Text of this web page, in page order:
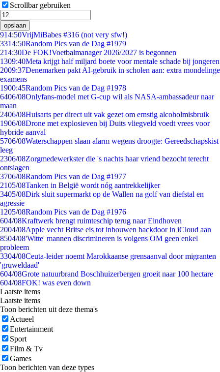
Scrollbar gebruiken
opslaan
914:50VrijMiBabes #316 (not very sfw!)
3314:50Random Pics van de Dag #1979
214:30De FOK!Voetbalmanager 2026/2027 is begonnen
1309:40Meta krijgt half miljard boete voor mentale schade bij jongeren
2009:37Denemarken pakt AI-gebruik in scholen aan: extra mondelinge
examens
1900:45Random Pics van de Dag #1978
6406/08Onlyfans-model met G-cup wil als NASA-ambassadeur naar
maan
2406/08Huisarts per direct uit vak gezet om ernstig alcoholmisbruik
1906/08Drone met explosieven bij Duits vliegveld voedt vrees voor
hybride aanval
5706/08Waterschappen slaan alarm wegens droogte: Gereedschapskist
leeg
2306/08Zorgmedewerkster die 's nachts haar vriend bezocht terecht
ontslagen
3706/08Random Pics van de Dag #1977
2105/08Tanken in België wordt nóg aantrekkelijker
3405/08Dirk sluit supermarkt op de Wallen na golf van diefstal en
agressie
1205/08Random Pics van de Dag #1976
604/08Kraftwerk brengt ruimteschip terug naar Eindhoven
2004/08Apple vecht Britse eis tot inbouwen backdoor in iCloud aan
8504/08'Witte' mannen discrimineren is volgens OM geen enkel
probleem
3304/08Ceuta-leider noemt Marokkaanse grensaanval door migranten
'gruweldaad'
604/08Grote natuurbrand Boschhuizerbergen groeit naar 100 hectare
604/08FOK! was even down
Laatste items
Laatste items
Toon berichten uit deze thema's
Actueel
Entertainment
Sport
Film & Tv
Games
Toon berichten van deze types